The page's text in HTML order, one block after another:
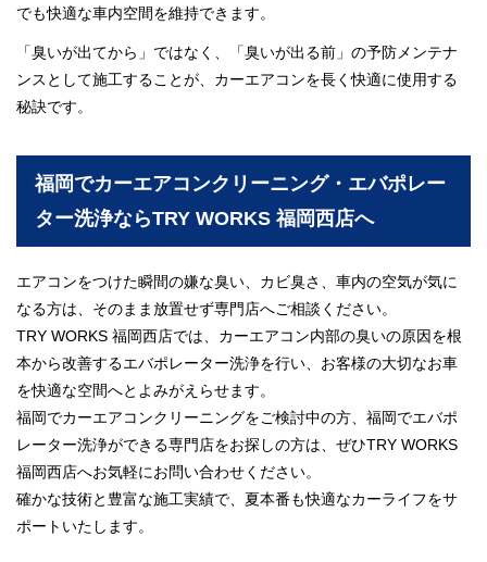
でも快適な車内空間を維持できます。
「臭いが出てから」ではなく、「臭いが出る前」の予防メンテナ
ンスとして施工することが、カーエアコンを長く快適に使用する
秘訣です。
福岡でカーエアコンクリーニング・エバポレー
ター洗浄ならTRY WORKS 福岡西店へ
エアコンをつけた瞬間の嫌な臭い、カビ臭さ、車内の空気が気に
なる方は、そのまま放置せず専門店へご相談ください。
TRY WORKS 福岡西店では、カーエアコン内部の臭いの原因を根
本から改善するエバポレーター洗浄を行い、お客様の大切なお車
を快適な空間へとよみがえらせます。
福岡でカーエアコンクリーニングをご検討中の方、福岡でエバポ
レーター洗浄ができる専門店をお探しの方は、ぜひTRY WORKS
福岡西店へお気軽にお問い合わせください。
確かな技術と豊富な施工実績で、夏本番も快適なカーライフをサ
ポートいたします。